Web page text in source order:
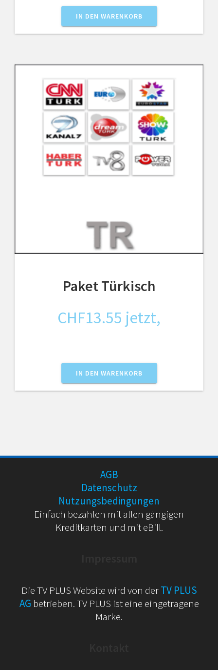
IN DEN WARENKORB
Paket Türkisch
CHF13.55 jetzt,
IN DEN WARENKORB
AGB
Datenschutz
Nutzungsbedingungen
Einfach bezahlen mit allen gängigen
Kreditkarten und mit eBill.
Die TV PLUS Website wird von derTV PLUS
AG betrieben. TV PLUS ist eine eingetragene
Marke.